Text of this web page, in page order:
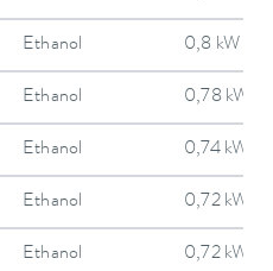
Ethanol 0,8 kW
Ethanol 0,78 kW
Ethanol 0,74 kW
Ethanol 0,72 kW
Ethanol 0,72 kW